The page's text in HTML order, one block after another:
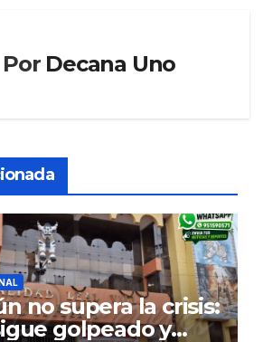
Por Decana Uno
no supera la crisis:
golpeado y